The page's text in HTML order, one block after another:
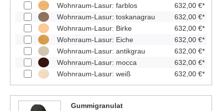
Wohnraum-Lasur: farblos
632,00 €*
Wohnraum-Lasur: toskanagrau
632,00 €*
Wohnraum-Lasur: Birke
632,00 €*
Wohnraum-Lasur: Eiche
632,00 €*
Wohnraum-Lasur: antikgrau
632,00 €*
Wohnraum-Lasur: mocca
632,00 €*
Wohnraum-Lasur: weiß
632,00 €*
Gummigranulat